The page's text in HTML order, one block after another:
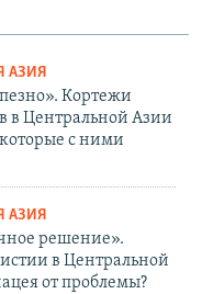
АЗИЯ
Кортежи
в Центральной Азии
с ними
АЗИЯ
решение».
в Центральной
от проблемы?